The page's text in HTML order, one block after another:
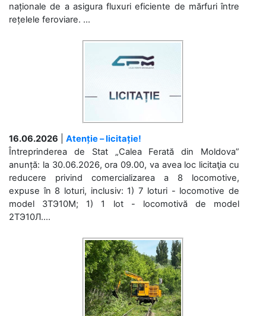
naționale de a asigura fluxuri eficiente de mărfuri între
rețelele feroviare. ...
16.06.2026
Atenție – licitație!
Întreprinderea de Stat „Calea Ferată din Moldova”
anunță: la 30.06.2026, ora 09.00, va avea loc licitaţia cu
reducere privind comercializarea a 8 locomotive,
expuse în 8 loturi, inclusiv: 1) 7 loturi - locomotive de
model 3ТЭ10М; 1) 1 lot - locomotivă de model
2ТЭ10Л....